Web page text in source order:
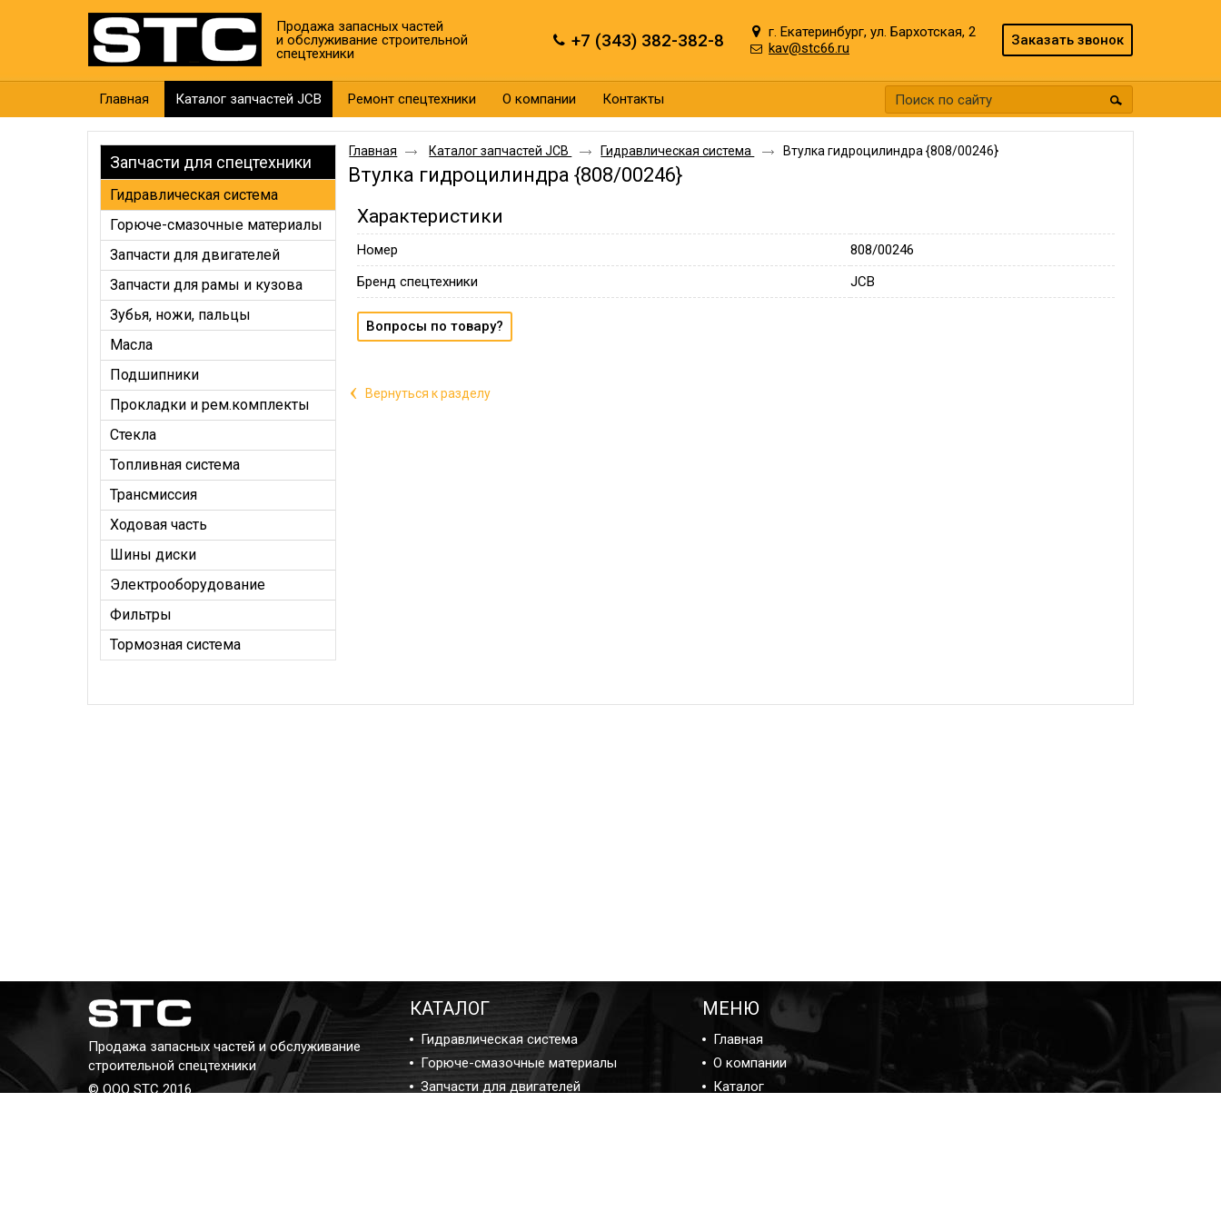
+7 (343) 382-382-8
г. Екатеринбург, ул. Бархотская, 2
kav@stc66.ru
Заказать звонок
Продажа запасных частей
и обслуживание строительной
спецтехники
Главная Каталог запчастей JCB Ремонт спецтехники О компании Контакты
Запчасти для спецтехники
Гидравлическая система
Горюче-смазочные материалы
Запчасти для двигателей
Запчасти для рамы и кузова
Зубья, ножи, пальцы
Масла
Подшипники
Прокладки и рем.комплекты
Стекла
Топливная система
Трансмиссия
Ходовая часть
Шины диски
Электрооборудование
Фильтры
Тормозная система
Главная Каталог запчастей JCB Гидравлическая система Втулка гидроцилиндра {808/00246}
Втулка гидроцилиндра {808/00246}
Характеристики
Номер
808/00246
Бренд спецтехники
JCB
Вопросы по товару?
‹ Вернуться к разделу
Продажа запасных частей и обслуживание
строительной спецтехники
© ООО STC 2016
КАТАЛОГ
Гидравлическая система
Горюче-смазочные материалы
Запчасти для двигателей
МЕНЮ
Главная
О компании
Каталог